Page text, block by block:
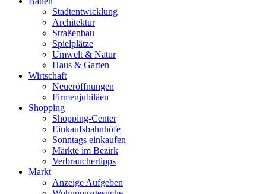
Stadtentwicklung
Architektur
Straßenbau
Spielplätze
Umwelt & Natur
Haus & Garten
Wirtschaft
Neueröffnungen
Firmenjubiläen
Shopping
Shopping-Center
Einkaufsbahnhöfe
Sonntags einkaufen
Märkte im Bezirk
Verbrauchertipps
Markt
Anzeige Aufgeben